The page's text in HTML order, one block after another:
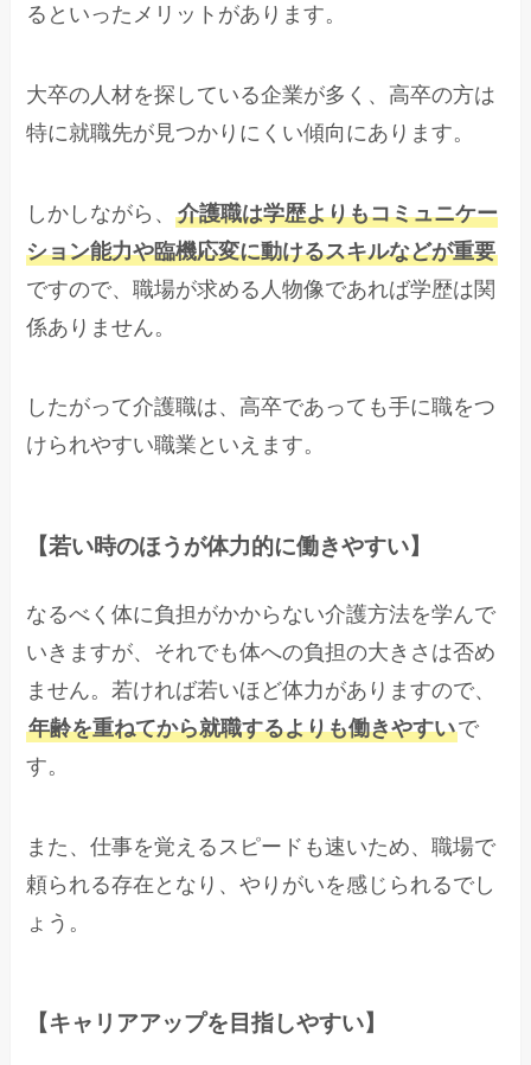
るといったメリットがあります。
大卒の人材を探している企業が多く、高卒の方は
特に就職先が見つかりにくい傾向にあります。
しかしながら、介護職は学歴よりもコミュニケー
ション能力や臨機応変に動けるスキルなどが重要
ですので、職場が求める人物像であれば学歴は関
係ありません。
したがって介護職は、高卒であっても手に職をつ
けられやすい職業といえます。
【若い時のほうが体力的に働きやすい】
なるべく体に負担がかからない介護方法を学んで
いきますが、それでも体への負担の大きさは否め
ません。若ければ若いほど体力がありますので、
年齢を重ねてから就職するよりも働きやすいで
す。
また、仕事を覚えるスピードも速いため、職場で
頼られる存在となり、やりがいを感じられるでし
ょう。
【キャリアアップを目指しやすい】